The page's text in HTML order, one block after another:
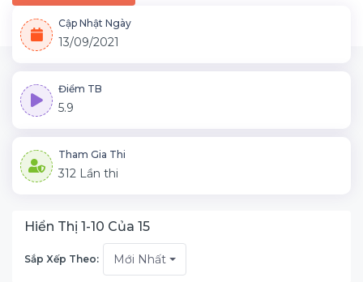
Cập Nhật Ngày
13/09/2021
Điểm TB
5.9
Tham Gia Thi
312 Lần thi
Hiển Thị 1-10 Của 15
Sắp Xếp Theo: Mới Nhất